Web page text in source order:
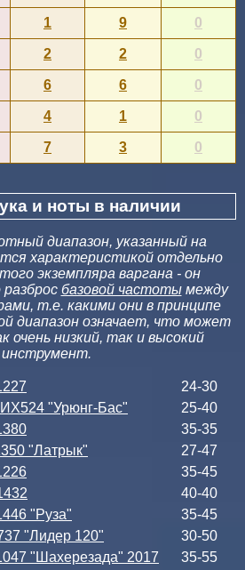
1 9 0
2 2 0
6 6 0
4 1 0
7 3 0
и ноты в наличии
диапазон, указанный на
характеристикой отдельно
экземпляра варгана - он
базовой частотымежду
т.е. какими они в принципе
диапазон означает, что может
очень низкий, так и высокий
инструмент.
24-30
"Урюнг-Бас"
25-40
35-35
"Латрык"
27-47
35-45
40-40
"Руза"
35-45
"Лидер 120"
30-50
"Шахерезада" 2017
35-55